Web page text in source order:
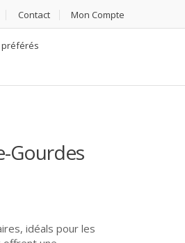
Contact Mon Compte
Gourdes
idéals pour les